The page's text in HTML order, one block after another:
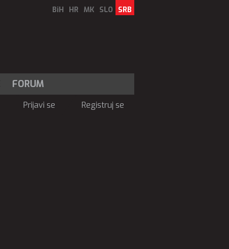
BiH HR MK SLO SRB
FORUM
Prijavi se
Registruj se